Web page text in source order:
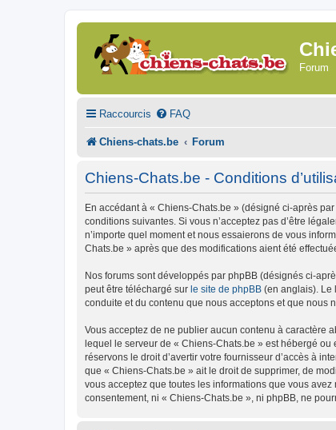
Forum
Raccourcis FAQ
Chiens-chats.be Forum
Chiens-Chats.be - Conditions
En accédant à « Chiens-Chats.be » (désigné ci-après
conditions suivantes. Si vous n’acceptez pas d’être
n’importe quel moment et nous essaierons de vous
Chats.be » après que des modifications aient été
Nos forums sont développés par phpBB (désignés ci-
peut être téléchargé sur le site de phpBB (en anglais). Le
conduite et du contenu que nous acceptons et que nous
Vous acceptez de ne publier aucun contenu à caractère
lequel le serveur de « Chiens-Chats.be » est hébergé
réservons le droit d’avertir votre fournisseur d’accès à
que « Chiens-Chats.be » ait le droit de supprimer, de
vous acceptez que toutes les informations que vous
consentement, ni « Chiens-Chats.be », ni phpBB, ne